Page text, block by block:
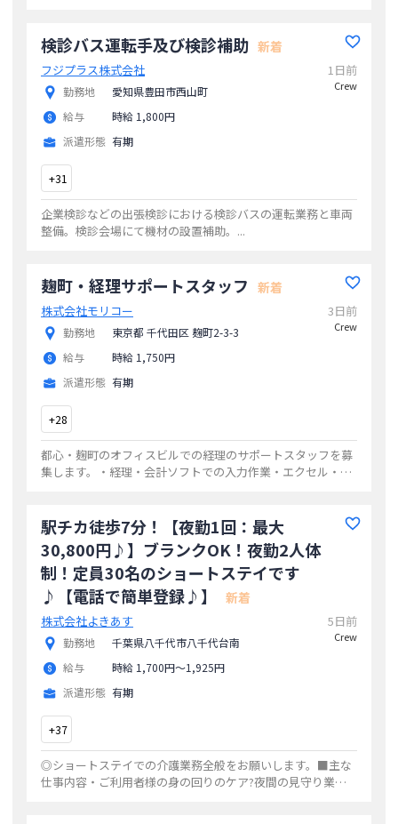
検診バス運転手及び検診補助 新着
フジプラス株式会社
勤務地
愛知県豊田市西山町
給与
時給 1,800円
派遣形態 有期
1日前
Crew
+31
企業検診などの出張検診における検診バスの運転業務と車両
整備。検診会場にて機材の設置補助。 ...
麹町・経理サポートスタッフ 新着
株式会社モリコー
勤務地
東京都 千代田区 麹町2-3-3
給与
時給 1,750円
派遣形態 有期
3日前
Crew
+28
都心・麹町のオフィスビルでの経理のサポートスタッフを募
集します。・経理・会計ソフトでの入力作業・エクセル・ワ
駅チカ徒歩7分！【夜勤1回：最大
30,800円♪】ブランクOK！夜勤2人体
制！定員30名のショートステイです
♪【電話で簡単登録♪】
新着
株式会社よきあす
勤務地
千葉県八千代市八千代台南
給与
時給 1,700円〜1,925円
派遣形態 有期
5日前
Crew
+37
◎ショートステイでの介護業務全般をお願いします。■主な
仕事内容・ご利用者様の身の回りのケア?夜間の見守り業